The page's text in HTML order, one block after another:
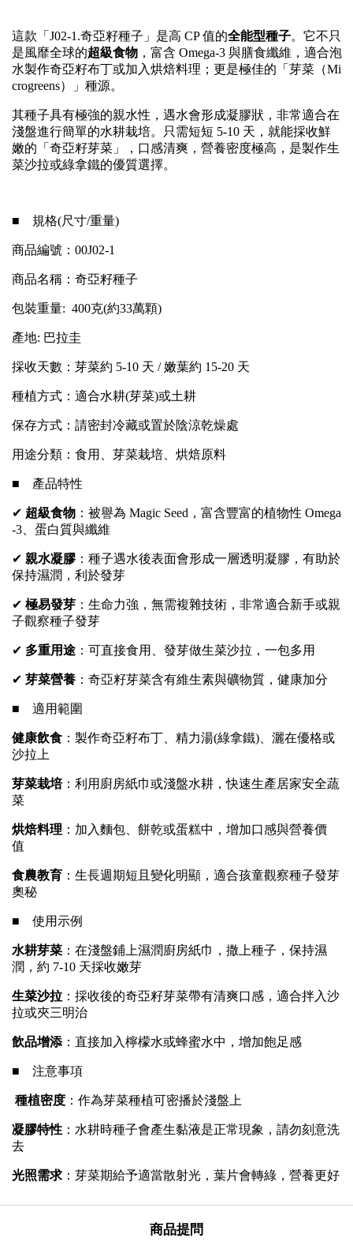
這款「J02-1.奇亞籽種子」是高 CP 值的全能型種子。它不只
是風靡全球的超級食物，富含 Omega-3 與膳食纖維，適合泡
水製作奇亞籽布丁或加入烘焙料理；更是極佳的「芽菜（Mi
crogreens）」種源。
其種子具有極強的親水性，遇水會形成凝膠狀，非常適合在
淺盤進行簡單的水耕栽培。只需短短 5-10 天，就能採收鮮
嫩的「奇亞籽芽菜」，口感清爽，營養密度極高，是製作生
菜沙拉或綠拿鐵的優質選擇。
■ 規格(尺寸/重量)
商品編號：00J02-1
商品名稱：奇亞籽種子
包裝重量: 400克(約33萬顆)
產地: 巴拉圭
採收天數：芽菜約 5-10 天 / 嫩葉約 15-20 天
種植方式：適合水耕(芽菜)或土耕
保存方式：請密封冷藏或置於陰涼乾燥處
用途分類：食用、芽菜栽培、烘焙原料
■ 產品特性
✔ 超級食物：被譽為 Magic Seed，富含豐富的植物性 Omega
-3、蛋白質與纖維
✔ 親水凝膠：種子遇水後表面會形成一層透明凝膠，有助於
保持濕潤，利於發芽
✔ 極易發芽：生命力強，無需複雜技術，非常適合新手或親
子觀察種子發芽
✔ 多重用途：可直接食用、發芽做生菜沙拉，一包多用
✔ 芽菜營養：奇亞籽芽菜含有維生素與礦物質，健康加分
■ 適用範圍
健康飲食：製作奇亞籽布丁、精力湯(綠拿鐵)、灑在優格或
沙拉上
芽菜栽培：利用廚房紙巾或淺盤水耕，快速生產居家安全蔬
菜
烘焙料理 ：加入麵包、餅乾或蛋糕中，增加口感與營養價
值
食農教育：生長週期短且變化明顯，適合孩童觀察種子發芽
奧秘
■ 使用示例
水耕芽菜：在淺盤鋪上濕潤廚房紙巾，撒上種子，保持濕
潤，約 7-10 天採收嫩芽
生菜沙拉：採收後的奇亞籽芽菜帶有清爽口感，適合拌入沙
拉或夾三明治
飲品增添：直接加入檸檬水或蜂蜜水中，增加飽足感
■ 注意事項
種植密度：作為芽菜種植可密播於淺盤上
凝膠特性：水耕時種子會產生黏液是正常現象，請勿刻意洗
去
光照需求：芽菜期給予適當散射光，葉片會轉綠，營養更好
商品提問